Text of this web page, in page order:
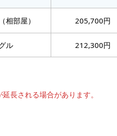
相部屋） 205,700円
ル 212,300円
長される場合があります。